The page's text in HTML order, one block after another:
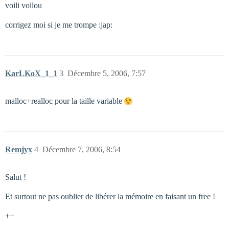
voili voilou
corrigez moi si je me trompe :jap:
KarLKoX_1_1 Décembre 5, 2006, 7:57
3
malloc+realloc pour la taille variable
Remjyx Décembre 7, 2006, 8:54
4
Salut !
Et surtout ne pas oublier de libérer la mémoire en faisant un free !
++